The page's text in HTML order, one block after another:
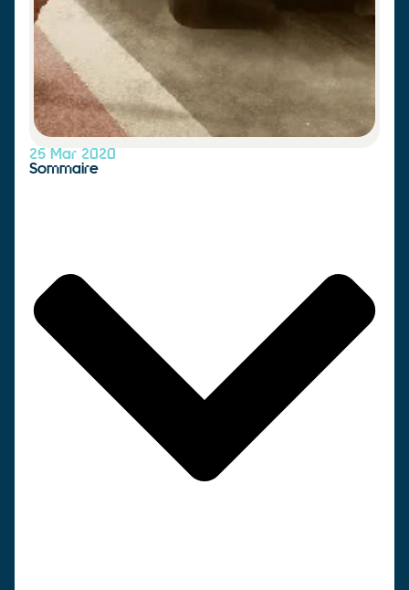
25 Mar 2020
Sommaire